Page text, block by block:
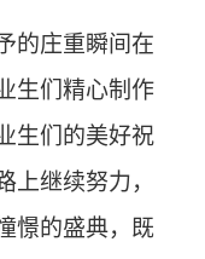
的庄重瞬间在
生们精心制作
生们的美好祝
上继续努力，
憬的盛典，既